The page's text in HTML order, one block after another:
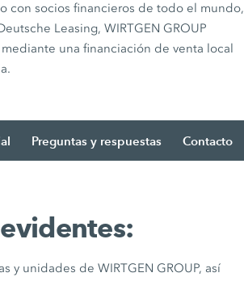
con socios financieros de todo el mundo,
Leasing, WIRTGEN GROUP
una financiación de venta local
Preguntas y respuestas Contacto
unidades de WIRTGEN GROUP, así